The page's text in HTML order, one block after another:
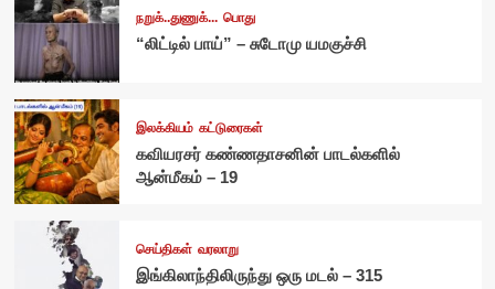
நறுக்..துணுக்... பொது
“லிட்டில் பாய்” – சுடோமு யமகுச்சி
இலக்கியம் கட்டுரைகள்
கவியரசர் கண்ணதாசனின் பாடல்களில்
ஆன்மீகம் – 19
செய்திகள் வரலாறு
இங்கிலாந்திலிருந்து ஒரு மடல் – 315